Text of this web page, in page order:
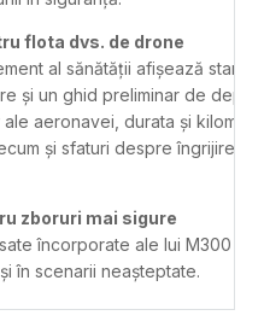
flota dvs. de drone
al sănătății afișează
și un ghid preliminar de
aeronavei, durata și
și sfaturi despre îngrijirea
zboruri mai sigure
încorporate ale lui M300
în scenarii neașteptate.